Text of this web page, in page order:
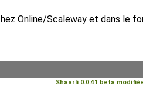
Online/Scaleway et dans le
Shaarli 0.0.41 beta